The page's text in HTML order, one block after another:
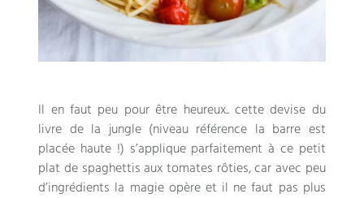
Il en faut peu pour être heureux.. cette devise du
livre de la jungle (niveau référence la barre est
placée haute !) s’applique parfaitement à ce petit
plat de spaghettis aux tomates rôties, car avec peu
d’ingrédients la magie opère et il ne faut pas plus